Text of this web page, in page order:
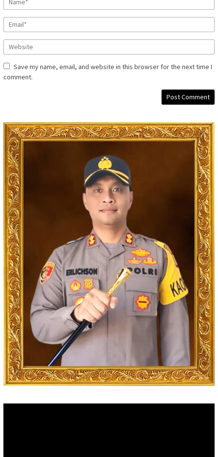
Save my name, email, and website in this browser for the next time I
comment.